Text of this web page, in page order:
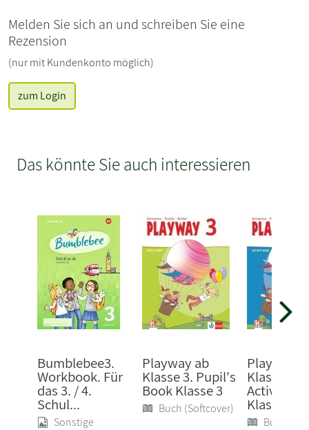
Melden Sie sich an und schreiben Sie eine
Rezension
(nur mit Kundenkonto möglich)
zum Login
Das könnte Sie auch interessieren
Bumblebee3.
Workbook. Für
das 3. / 4.
Schul...
Sonstige
Playway ab
Klasse 3. Pupil's
Book Klasse 3
Buch (Softcover)
Playway
Klasse 3.
Activity
Klasse 3
Buch